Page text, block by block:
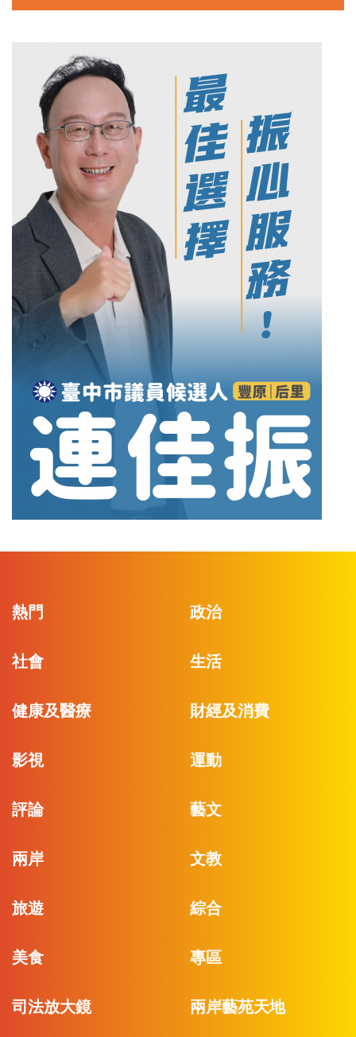
熱門 政治
社會 生活
健康及醫療 財經及消費
影視 運動
評論 藝文
兩岸 文教
旅遊 綜合
美食 專區
司法放大鏡 兩岸藝苑天地